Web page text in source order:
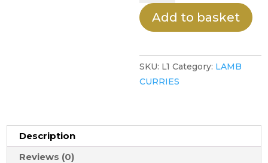
KORMA
quantity
Add to basket
SKU: L1 Category: LAMB
CURRIES
Description
Reviews (0)